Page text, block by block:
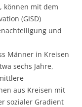
können mit dem
(GISD)
und
Männer in Kreisen
sechs Jahre,
aus Kreisen mit
sozialer Gradient